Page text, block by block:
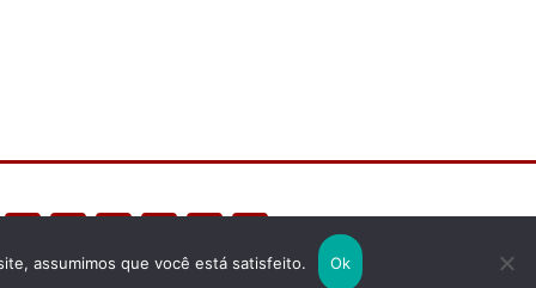
assumimos que você está satisfeito. Ok